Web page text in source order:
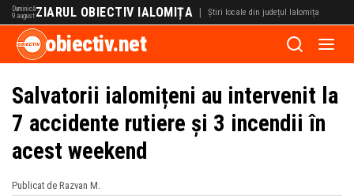
Duminică
9 august ZIARUL OBIECTIV IALOMIȚA | Știri locale din județul Ialomița
obiectiv.net
Salvatorii ialomițeni au intervenit la
7 accidente rutiere și 3 incendii în
acest weekend
Publicat de Razvan M.